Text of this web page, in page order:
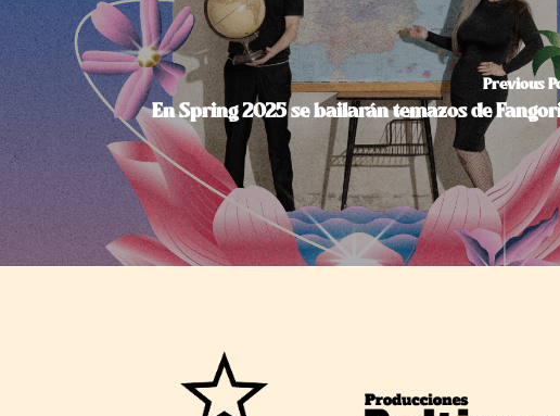
Previous
En Spring 2025 se bailarán temazos de